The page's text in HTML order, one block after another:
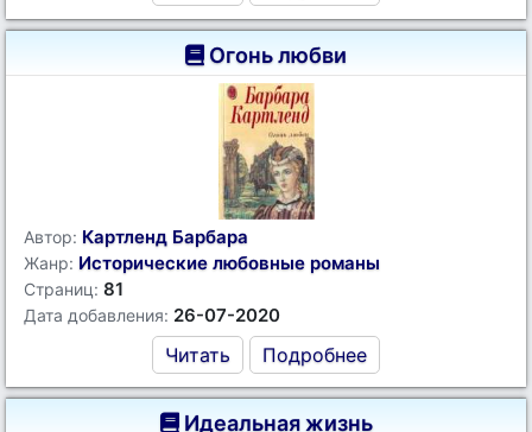
Огонь любви
Автор: Картленд Барбара
Жанр: Исторические любовные романы
Страниц: 81
Дата добавления: 26-07-2020
Читать Подробнее
Идеальная жизнь